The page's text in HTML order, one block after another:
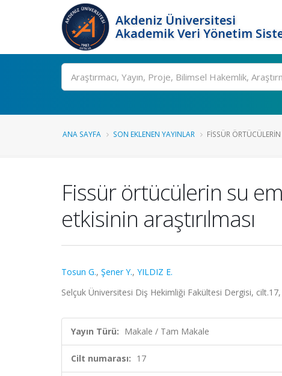
Akdeniz Üniversitesi
Akademik Veri Yönetim
Ara
ANA SAYFA SON EKLENEN YAYINLAR FISSÜR
Fissür örtücülerin su
etkisinin araştırılması
Tosun G., Şener Y., YILDIZ E.
Selçuk Üniversitesi Diş Hekimliği Fakültesi Dergisi,
Yayın Türü: Makale / Tam Makale
Cilt numarası: 17